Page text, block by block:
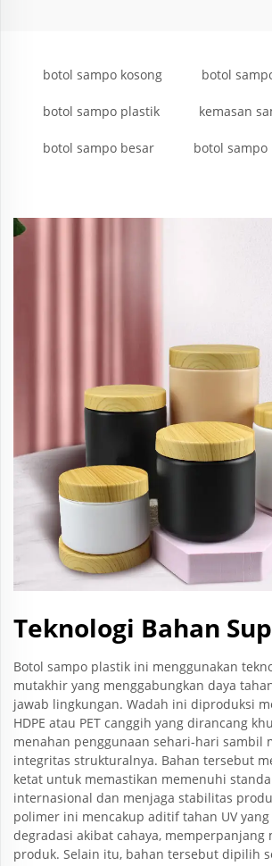
botol sampo kosong botol
botol sampo plastik kemasan
botol sampo besar botol sampo
Teknologi Bahan
Botol sampo plastik ini menggunakan
mutakhir yang menggabungkan daya
jawab lingkungan. Wadah ini diproduksi
HDPE atau PET canggih yang dirancang
menahan penggunaan sehari-hari sambil
integritas strukturalnya. Bahan tersebut
ketat untuk memastikan memenuhi
internasional dan menjaga stabilitas
polimer ini mencakup aditif tahan UV
degradasi akibat cahaya, memperpanjang
produk. Selain itu, bahan tersebut dipilih